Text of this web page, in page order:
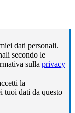
dati personali.
secondo le
sulla privacy
la
tuoi dati da questo